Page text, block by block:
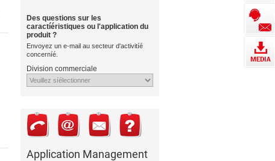
Des questions sur les
caractíéristiques ou l'application du
produit ?
Envoyez un e-mail au secteur d'activitíé
concerníé.
Division commerciale
Application Management